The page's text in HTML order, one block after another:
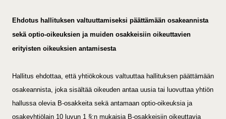
Ehdotus hallituksen valtuuttamiseksi päättämään osakeannista
sekä optio-oikeuksien ja muiden osakkeisiin oikeuttavien
erityisten oikeuksien antamisesta
Hallitus ehdottaa, että yhtiökokous valtuuttaa hallituksen päättämään
osakeannista, joka sisältää oikeuden antaa uusia tai luovuttaa yhtiön
hallussa olevia B-osakkeita sekä antamaan optio-oikeuksia ja
osakeyhtiölain 10 luvun 1 §:n mukaisia B-osakkeisiin oikeuttavia